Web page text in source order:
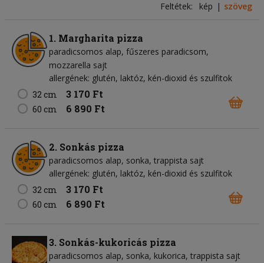
Feltétek: kép szöveg
1. Margharita pizza
paradicsomos alap fűszeres paradicsom
mozzarella sajt
allergének: glutén, laktóz, kén-dioxid és szulfitok
32 cm
3 170 Ft
60 cm 6 890 Ft
2. Sonkás pizza
paradicsomos alap sonka trappista sajt
allergének: glutén, laktóz, kén-dioxid és szulfitok
32 cm
3 170 Ft
60 cm 6 890 Ft
3. Sonkás-kukoricás pizza
paradicsomos alap sonka kukorica trappista sajt